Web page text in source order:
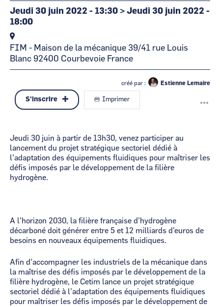
Jeudi 30 juin 2022 - 13:30 > Jeudi 30 juin 2022 -
18:00
FIM - Maison de la mécanique 39/41 rue Louis
Blanc 92400 Courbevoie France
créé par : Estienne Lemaire
S'inscrire Imprimer
Jeudi 30 juin à partir de 13h30, venez participer au
lancement du projet stratégique sectoriel dédié à
l’adaptation des équipements fluidiques pour maîtriser les
défis imposés par le développement de la filière
hydrogène.
A l’horizon 2030, la filière française d’hydrogène
décarboné doit générer entre 5 et 12 milliards d’euros de
besoins en nouveaux équipements fluidiques.
Afin d’accompagner les industriels de la mécanique dans
la maîtrise des défis imposés par le développement de la
filière hydrogène, le Cetim lance un projet stratégique
sectoriel dédié à l’adaptation des équipements fluidiques
pour maîtriser les défis imposés par le développement de